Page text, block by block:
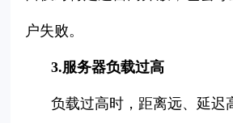
户失败。
3.服务器负载过高
负载过高时，距离远、延迟